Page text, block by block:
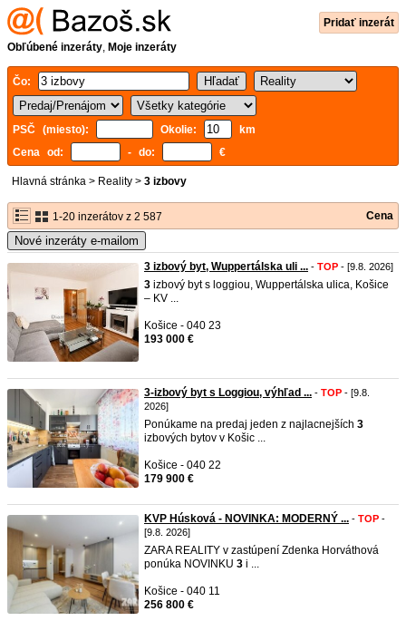
Pridať inzerát
Obľúbené inzeráty, Moje inzeráty
Čo:
PSČ (miesto): Okolie:
km
Cena od:
- do: €
Hlavná stránka > Reality > 3 izbovy
1-20 inzerátov z 2 587 Cena
Nové inzeráty e-mailom
3 izbový byt, Wuppertálska uli ... - TOP - [9.8. 2026]
3 izbový byt s loggiou, Wuppertálska ulica, Košice
– KV ...
Košice - 040 23
193 000 €
3-izbový byt s Loggiou, výhľad ... - TOP - [9.8.
2026]
Ponúkame na predaj jeden z najlacnejších 3
izbových bytov v Košic ...
Košice - 040 22
179 900 €
KVP Húsková - NOVINKA: MODERNÝ ... - TOP -
[9.8. 2026]
ZARA REALITY v zastúpení Zdenka Horváthová
ponúka NOVINKU 3 i ...
Košice - 040 11
256 800 €